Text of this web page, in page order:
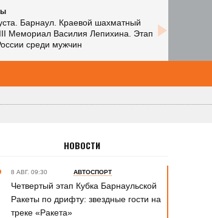
Пляжный волейбол
8 августа. Барнаул. Парк спорта Алексея
Смертина. Комплекс «Пляж». Фестиваль
«Комус Гран-при – 2026»
НОВОСТИ
8 АВГ. 09:30 АВТОСПОРТ
Четвертый этап Кубка Барнаульской
Ракеты по дрифту: звездные гости на
треке «Ракета»